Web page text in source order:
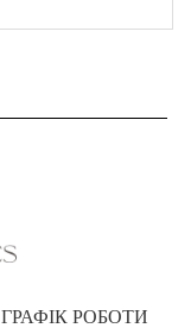
ГРАФІК РОБОТИ